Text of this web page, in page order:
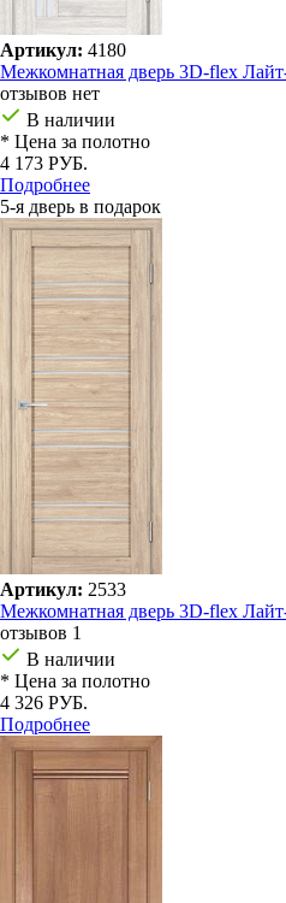
Артикул: 4180
Межкомнатная дверь 3D-flex
отзывов нет
В наличии
* Цена за полотно
4 173 РУБ.
Подробнее
5-я дверь в подарок
Артикул: 2533
Межкомнатная дверь 3D-flex
отзывов 1
В наличии
* Цена за полотно
4 326 РУБ.
Подробнее